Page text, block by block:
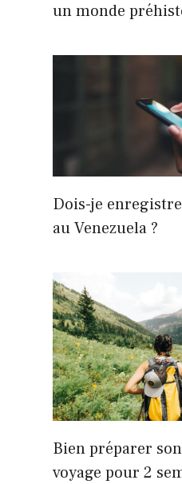
un monde
Dois-je
au Venezuela ?
Bien préparer
voyage pour 2